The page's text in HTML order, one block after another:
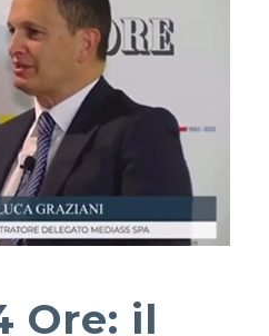
Ore: il